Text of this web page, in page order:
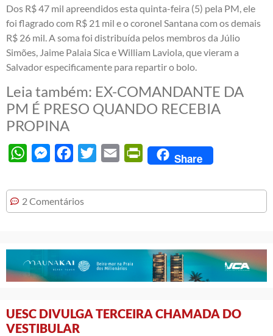
Dos R$ 47 mil apreendidos esta quinta-feira (5) pela PM, ele
foi flagrado com R$ 21 mil e o coronel Santana com os demais
R$ 26 mil. A soma foi distribuída pelos membros da Júlio
Simões, Jaime Palaia Sica e William Laviola, que vieram a
Salvador especificamente para repartir o bolo.
Leia também: EX-COMANDANTE DA
PM É PRESO QUANDO RECEBIA
PROPINA
WhatsAppMessengerFacebook
Twitter Email PrintFriendly
Share
2 Comentários
UESC DIVULGA TERCEIRA CHAMADA DO
VESTIBULAR